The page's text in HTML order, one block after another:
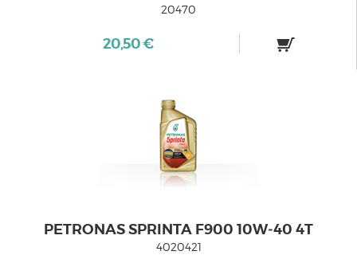
20470
20,50 €
PETRONAS SPRINTA F900 10W‑40 4T
4020421